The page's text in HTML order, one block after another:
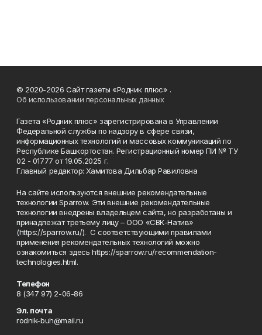
© 2020-2026 Сайт газеты «Родник плюс» .
Об использовании персональных данных
Газета «Родник плюс» зарегистрирована в Управлении
Федеральной службы по надзору в сфере связи,
информационных технологий и массовых коммуникаций по
Республике Башкортостан. Регистрационный номер ПИ № ТУ
02 - 01777 от 19.05.2025 г.
Главный редактор: Хамитова Дильбар Равиловна
На сайте используются внешние рекомендательные
технологии Sparrow. Эти внешние рекомендательные
технологии внедрены владельцем сайта, но разработаны и
принадлежат третьему лицу – ООО «СВК-Натив»
(https://sparrow.ru/). С соответствующими правилами
применения рекомендательных технологий можно
ознакомиться здесь https://sparrow.ru/recommendation-
technologies.html.
Телефон
8 (347 97) 2-06-86
Эл. почта
rodnik-buh@mail.ru